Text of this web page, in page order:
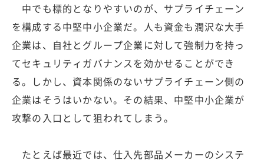
中でも標的となりやすいのが、サプライチェーン
を構成する中堅中小企業だ。人も資金も潤沢な大手
企業は、自社とグループ企業に対して強制力を持っ
てセキュリティガバナンスを効かせることができ
る。しかし、資本関係のないサプライチェーン側の
企業はそうはいかない。その結果、中堅中小企業が
攻撃の入口として狙われてしまう。
たとえば最近では、仕入先部品メーカーのシステ